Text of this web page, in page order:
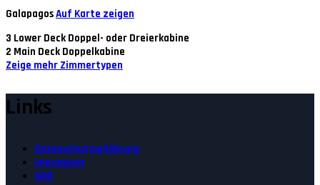
GalapagosAuf Karte zeigen
3 Lower Deck Doppel- oder Dreierkabine
2 Main Deck Doppelkabine
Zeige mehr Zimmertypen
Links
Datenschutzerklärung
Impressum
AGB